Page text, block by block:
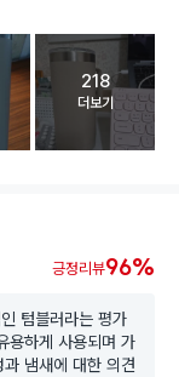
고객 리뷰
218
더보기
긍정리뷰96%
텀블러라는 평가
용하게 사용되며 가
냄새에 대한 의견